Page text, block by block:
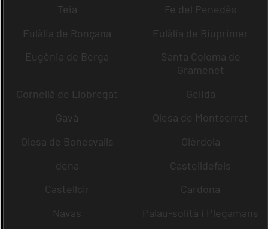
Teià
Fe del Penedès
Eulàlia de Ronçana
Eulàlia de Riuprimer
Eugènia de Berga
Santa Coloma de
Gramenet
Cornellà de Llobregat
Gelida
Gavà
Olesa de Montserrat
Olesa de Bonesvalls
Olèrdola
dena
Castelldefels
Castellcir
Cardona
Navas
Palau-solità i Plegamans